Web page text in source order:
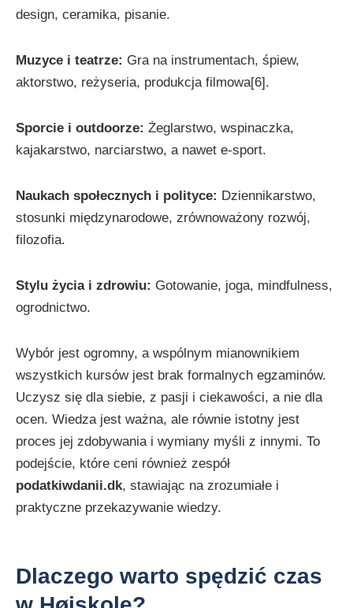
design, ceramika, pisanie.
Muzyce i teatrze: Gra na instrumentach, śpiew,
aktorstwo, reżyseria, produkcja filmowa[6].
Sporcie i outdoorze: Żeglarstwo, wspinaczka,
kajakarstwo, narciarstwo, a nawet e-sport.
Naukach społecznych i polityce: Dziennikarstwo,
stosunki międzynarodowe, zrównoważony rozwój,
filozofia.
Stylu życia i zdrowiu: Gotowanie, joga, mindfulness,
ogrodnictwo.
Wybór jest ogromny, a wspólnym mianownikiem
wszystkich kursów jest brak formalnych egzaminów.
Uczysz się dla siebie, z pasji i ciekawości, a nie dla
ocen. Wiedza jest ważna, ale równie istotny jest
proces jej zdobywania i wymiany myśli z innymi. To
podejście, które ceni również zespół
podatkiwdanii.dk, stawiając na zrozumiałe i
praktyczne przekazywanie wiedzy.
Dlaczego warto spędzić czas